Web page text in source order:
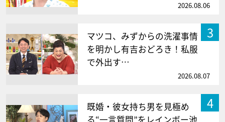
2026.08.06
3
マツコ、みずからの洗濯事情
を明かし有吉おどろき！私服
で外出す…
2026.08.07
4
既婚・彼女持ち男を見極め
る“一言質問”をレインボー池